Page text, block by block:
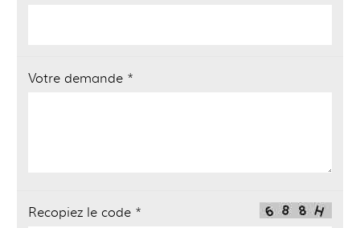
Votre demande *
Recopiez le code *